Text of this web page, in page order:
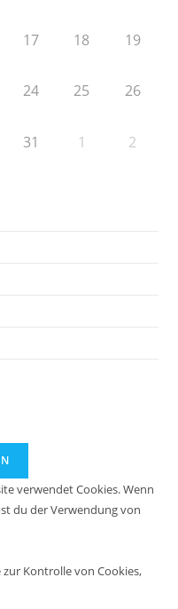
17 18 19
24 25 26
31 1 2
verwendet Cookies. Wenn
du der Verwendung von
Kontrolle von Cookies,